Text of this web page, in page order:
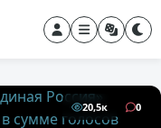
20,5к 0